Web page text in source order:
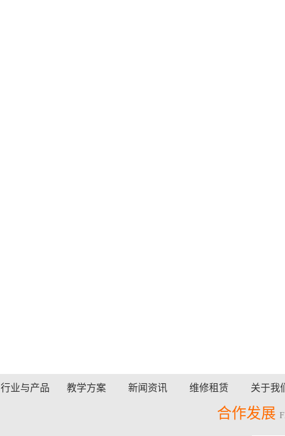
行业与产品 教学方案 新闻资讯 维修租赁 关于我
合作发展